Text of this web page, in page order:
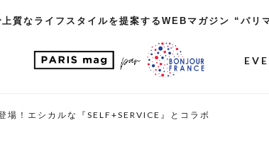
上質なライフスタイルを提案するWEBマガジン “パリ
場！エシカルな『SELF+SERVICE』とコラボ